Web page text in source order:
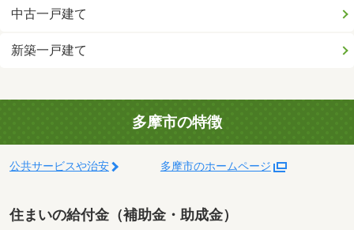
中古一戸建て
新築一戸建て
多摩市の特徴
公共サービスや治安 多摩市のホームページ
住まいの給付金（補助金・助成金）